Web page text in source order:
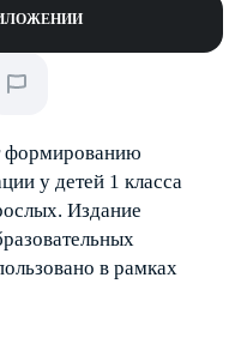
формированию
у детей 1 класса
Издание
в рамках